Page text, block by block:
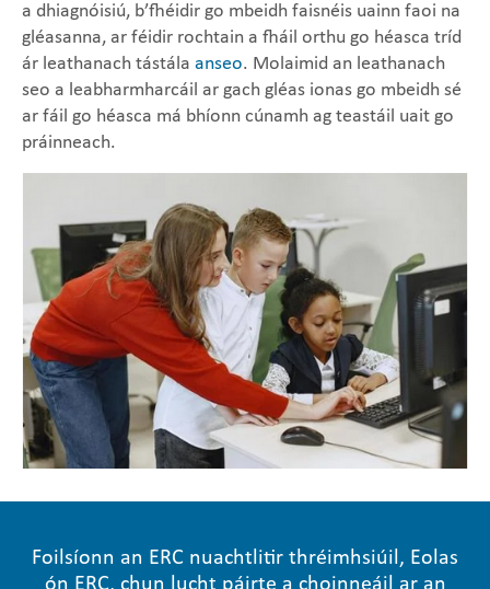
a dhiagnóisiú, b’fhéidir go mbeidh faisnéis uainn faoi na
gléasanna, ar féidir rochtain a fháil orthu go héasca tríd
ár leathanach tástála anseo. Molaimid an leathanach
seo a leabharmharcáil ar gach gléas ionas go mbeidh sé
ar fáil go héasca má bhíonn cúnamh ag teastáil uait go
práinneach.
Foilsíonn an ERC nuachtlitir thréimhsiúil, Eolas
ón ERC, chun lucht páirte a choinneáil ar an